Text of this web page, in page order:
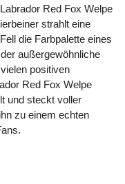
Red Fox Welpe
strahlt eine
die Farbpalette eines
außergewöhnliche
positiven
Red Fox Welpe
und steckt voller
zu einem echten